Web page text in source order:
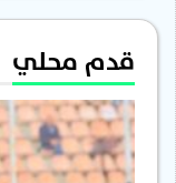
قدم محلي